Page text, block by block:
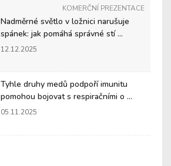
KOMERČNÍ PREZENTACE
Nadměrné světlo v ložnici narušuje
spánek: jak pomáhá správné stí ...
12.12.2025
Tyhle druhy medů podpoří imunitu
pomohou bojovat s respiračními o ...
05.11.2025